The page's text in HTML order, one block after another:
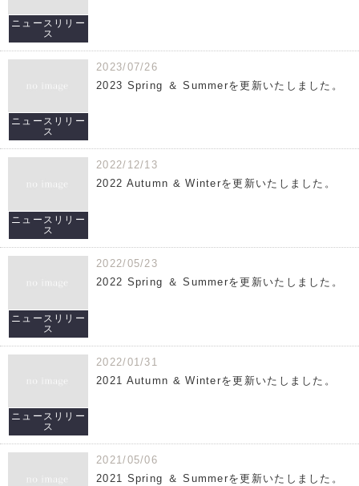
ニュースリリー
ス
ニュースリリー
ス
2023/07/26
2023 Spring ＆ Summerを更新いたしました。
ニュースリリー
ス
2022/12/13
2022 Autumn & Winterを更新いたしました。
ニュースリリー
ス
2022/05/23
2022 Spring ＆ Summerを更新いたしました。
ニュースリリー
ス
2022/01/31
2021 Autumn & Winterを更新いたしました。
2021/05/06
2021 Spring ＆ Summerを更新いたしました。